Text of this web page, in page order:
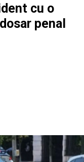
cu o
penal